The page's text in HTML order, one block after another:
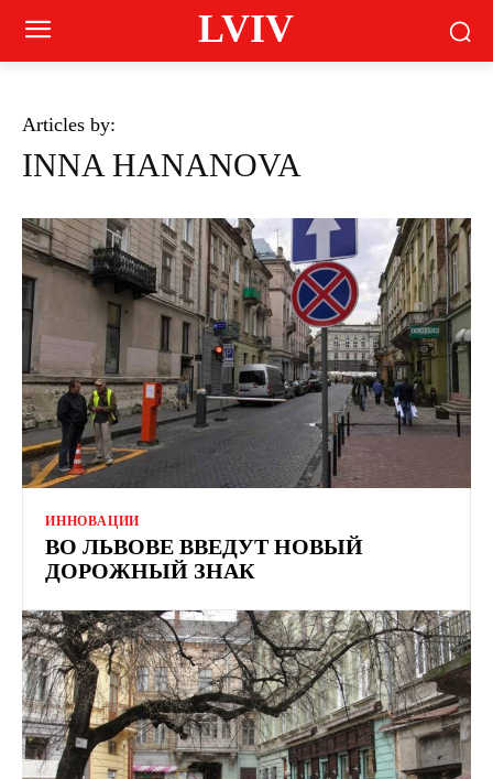
LVIV
Articles by:
INNA HANANOVA
ИННОВАЦИИ
ВО ЛЬВОВЕ ВВЕДУТ НОВЫЙ
ДОРОЖНЫЙ ЗНАК